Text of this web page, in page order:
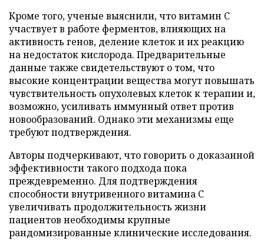
Кроме того, ученые выяснили, что витамин C
участвует в работе ферментов, влияющих на
активность генов, деление клеток и их реакцию
на недостаток кислорода. Предварительные
данные также свидетельствуют о том, что
высокие концентрации вещества могут повышать
чувствительность опухолевых клеток к терапии и,
возможно, усиливать иммунный ответ против
новообразований. Однако эти механизмы еще
требуют подтверждения.
Авторы подчеркивают, что говорить о доказанной
эффективности такого подхода пока
преждевременно. Для подтверждения
способности внутривенного витамина C
увеличивать продолжительность жизни
пациентов необходимы крупные
рандомизированные клинические исследования.